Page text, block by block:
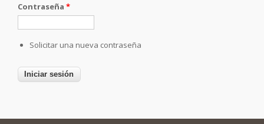
Contraseña *
Solicitar una nueva contraseña